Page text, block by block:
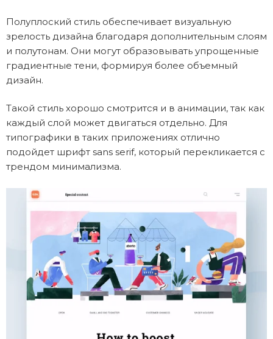
Полуплоский стиль обеспечивает визуальную
зрелость дизайна благодаря дополнительным слоям
и полутонам. Они могут образовывать упрощенные
градиентные тени, формируя более объемный
дизайн.
Такой стиль хорошо смотрится и в анимации, так как
каждый слой может двигаться отдельно. Для
типографики в таких приложениях отлично
подойдет шрифт sans serif, который перекликается с
трендом минимализма.